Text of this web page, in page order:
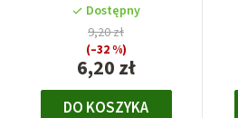
Dostępny
6,20 zł
9,20 zł
(–32 %)
DO KOSZYKA